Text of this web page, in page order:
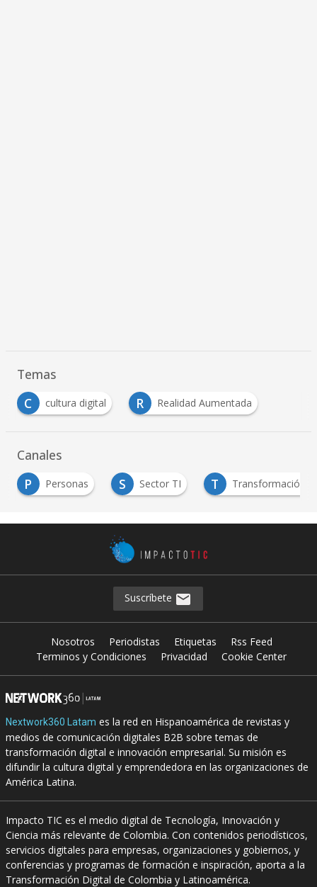
Temas
C
cultura digital R Realidad Aumentada
Canales
S Sector TI T Transformación Digital
Suscríbete
Nosotros Periodistas Etiquetas
Rss Feed
Terminos y Condiciones
Privacidad Cookie Center
Nextwork360 Latam es la red en Hispanoamérica de revistas y
medios de comunicación digitales B2B sobre temas de
transformación digital e innovación empresarial. Su misión es
difundir la cultura digital y emprendedora en las organizaciones de
América Latina.
Impacto TIC es el medio digital de Tecnología, Innovación y
Ciencia más relevante de Colombia. Con contenidos periodísticos,
servicios digitales para empresas, organizaciones y gobiernos, y
conferencias y programas de formación e inspiración, aporta a la
Transformación Digital de Colombia y Latinoamérica.